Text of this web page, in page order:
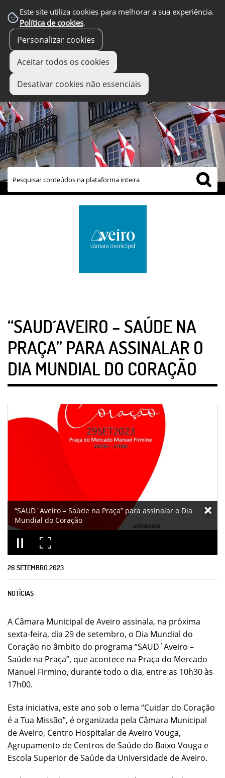
Este site utiliza cookies para melhorar a sua experiência.
Política de cookies.
Personalizar cookies
Aceitar todos os cookies
Desativar cookies não essenciais
links úteis
“SAUD´AVEIRO – SAÚDE NA
PRAÇA” PARA ASSINALAR O
DIA MUNDIAL DO CORAÇÃO
“SAUD´Aveiro – Saúde na Praça” para assinalar o Dia
Mundial do Coração
26 SETEMBRO2023
NOTÍCIAS
A Câmara Municipal de Aveiro assinala, na próxima
sexta-feira, dia 29 de setembro, o Dia Mundial do
Coração no âmbito do programa “SAUD´Aveiro –
Saúde na Praça”, que acontece na Praça do Mercado
Manuel Firmino, durante todo o dia, entre as 10h30 às
17h00.
Esta iniciativa, este ano sob o lema “Cuidar do Coração
é a Tua Missão”, é organizada pela Câmara Municipal
de Aveiro, Centro Hospitalar de Aveiro Vouga,
Agrupamento de Centros de Saúde do Baixo Vouga e
Escola Superior de Saúde da Universidade de Aveiro.